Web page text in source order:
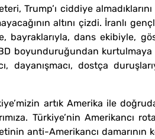
Trump’ı ciddiye
altını çizdi. İranlı
bayraklarıyla, dans ekibiyle,
boyunduruğundan kurtulmaya
dayanışmacı, dostça
artık Amerika ile
Türkiye’nin Amerikancı
anti-Amerikancı damarının